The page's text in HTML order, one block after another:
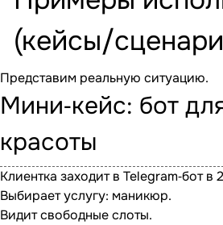
(кейсы/
Представим реальную ситуацию.
Мини‐кейс: бот
красоты
Клиентка заходит в Telegram‐бот в
Выбирает услугу: маникюр.
Видит свободные слоты.